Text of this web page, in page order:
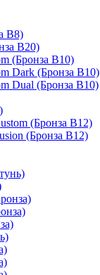
B8)
B20)
(Бронза B10)
Dark (Бронза B10)
Dual (Бронза B10)
(Бронза B12)
(Бронза B12)